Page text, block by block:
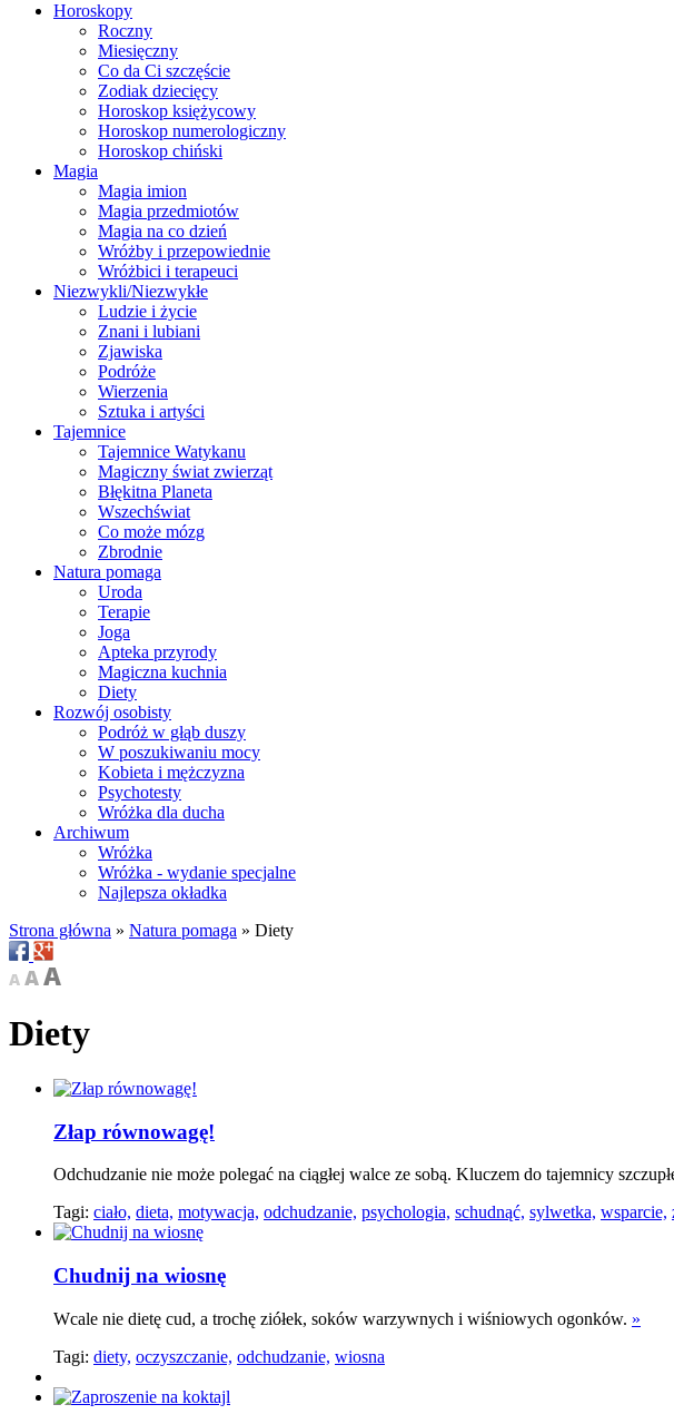
Horoskopy
Roczny
Miesięczny
Co da Ci szczęście
Zodiak dziecięcy
Horoskop księżycowy
Horoskop numerologiczny
Horoskop chiński
Magia
Magia imion
Magia przedmiotów
Magia na co dzień
Wróżby i przepowiednie
Wróżbici i terapeuci
Niezwykli/Niezwykłe
Ludzie i życie
Znani i lubiani
Zjawiska
Podróże
Wierzenia
Sztuka i artyści
Tajemnice
Tajemnice Watykanu
Magiczny świat zwierząt
Błękitna Planeta
Wszechświat
Co może mózg
Zbrodnie
Natura pomaga
Uroda
Terapie
Joga
Apteka przyrody
Magiczna kuchnia
Diety
Rozwój osobisty
Podróż w głąb duszy
W poszukiwaniu mocy
Kobieta i mężczyzna
Psychotesty
Wróżka dla ducha
Archiwum
Wróżka
Wróżka - wydanie specjalne
Najlepsza okładka
Strona główna » Natura pomaga » Diety
Diety
Złap równowagę!
Odchudzanie nie może polegać na ciągłej walce ze sobą. Kluczem do tajemnicy
Tagi: ciało, dieta, motywacja, odchudzanie, psychologia, schudnąć, sylwetka, wsparcie,
Chudnij na wiosnę
Wcale nie dietę cud, a trochę ziółek, soków warzywnych i wiśniowych ogonków. »
Tagi: diety, oczyszczanie, odchudzanie, wiosna